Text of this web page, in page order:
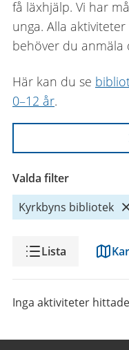
få läxhjälp. Vi har
unga. Alla
behöver du anmäla
Här kan du se
0–12 år.
Valda filter
Kyrkbyns bibliotek
VisningLista
Inga aktiviteter